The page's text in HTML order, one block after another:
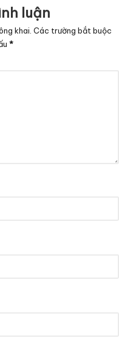
luận
khai. Các trường bắt buộc
*